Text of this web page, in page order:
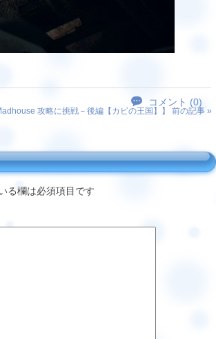
コメント (0)
攻略に挑戦－後編【カビの王国】 】 前の記事 »
る欄は必須項目です